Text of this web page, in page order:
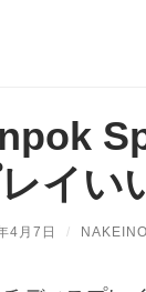
イい
4月7日 /